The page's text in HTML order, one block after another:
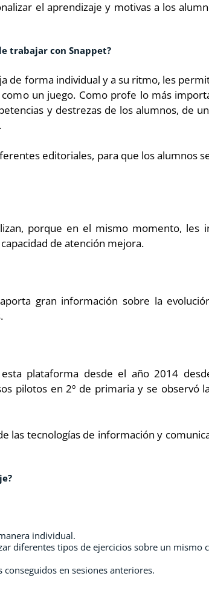
el aprendizaje y motivas a los
trabajar con Snappet?
de forma individual y a su ritmo, les
un juego. Como profe lo más
y destrezas de los alumnos, de
editoriales, para que los alumnos
porque en el mismo momento, les
de atención mejora.
gran información sobre la
plataforma desde el año 2014
pilotos en 2º de primaria y se observó
las tecnologías de información y
individual.
diferentes tipos de ejercicios sobre un mismo
en sesiones anteriores.